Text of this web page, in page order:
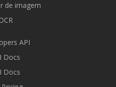
de imagem
API
Docs
Docs